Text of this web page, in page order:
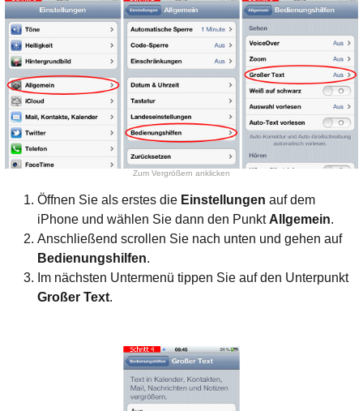
Zum Vergrößern anklicken
Öffnen Sie als erstes die Einstellungen auf dem
iPhone und wählen Sie dann den PunktAllgemein.
Anschließend scrollen Sie nach unten und gehen auf
Bedienungshilfen.
Im nächsten Untermenü tippen Sie auf den Unterpunkt
Großer Text.